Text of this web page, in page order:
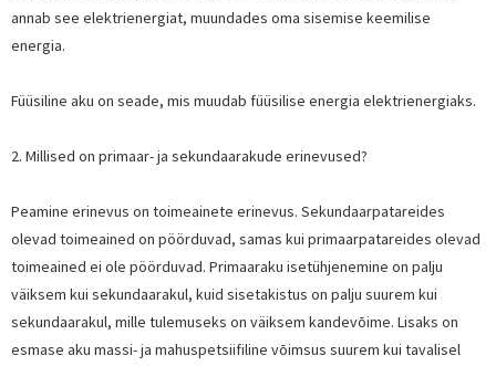
annab see elektrienergiat, muundades oma sisemise keemilise
energia.
Füüsiline aku on seade, mis muudab füüsilise energia elektrienergiaks.
2. Millised on primaar- ja sekundaarakude erinevused?
Peamine erinevus on toimeainete erinevus. Sekundaarpatareides
olevad toimeained on pöörduvad, samas kui primaarpatareides olevad
toimeained ei ole pöörduvad. Primaaraku isetühjenemine on palju
väiksem kui sekundaarakul, kuid sisetakistus on palju suurem kui
sekundaarakul, mille tulemuseks on väiksem kandevõime. Lisaks on
esmase aku massi- ja mahuspetsiifiline võimsus suurem kui tavalisel